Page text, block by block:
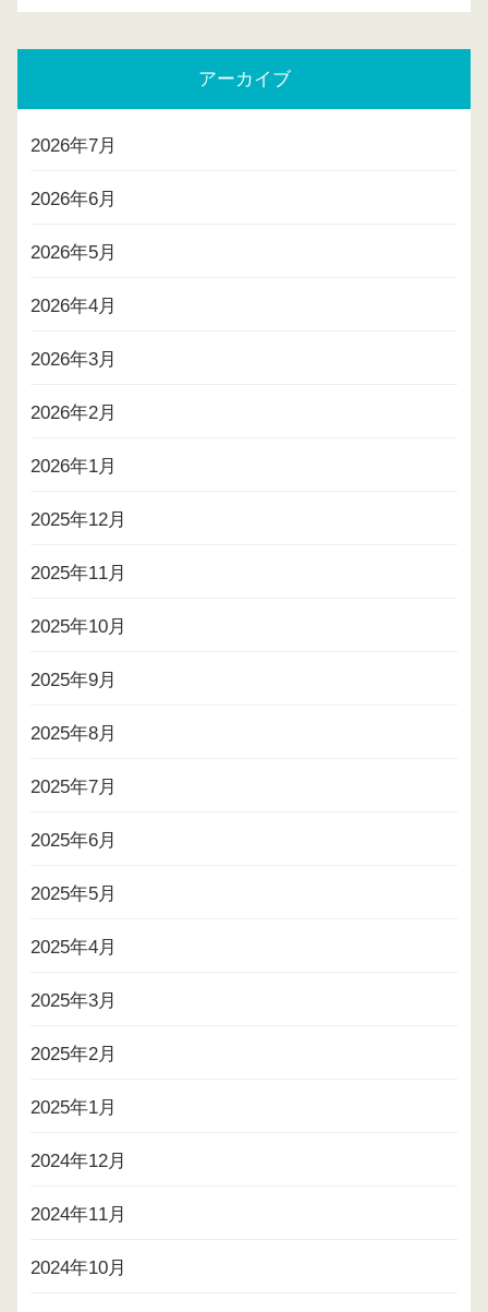
アーカイブ
2026年7月
2026年6月
2026年5月
2026年4月
2026年3月
2026年2月
2026年1月
2025年12月
2025年11月
2025年10月
2025年9月
2025年8月
2025年7月
2025年6月
2025年5月
2025年4月
2025年3月
2025年2月
2025年1月
2024年12月
2024年11月
2024年10月